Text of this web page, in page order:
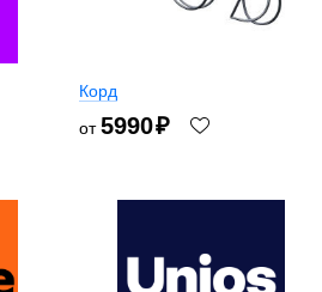
Корд
от5990₽